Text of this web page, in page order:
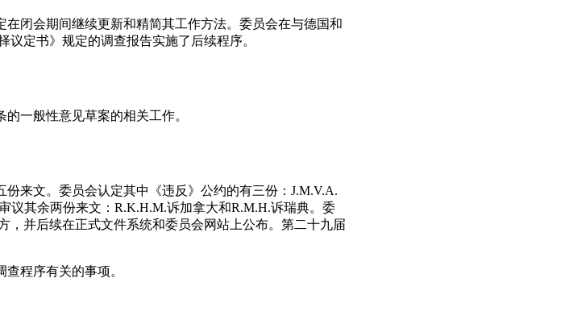
闭会期间继续更新和精简其工作方法。委员会在与德国和
定书》规定的调查报告实施了后续程序。
一般性意见草案的相关工作。
来文。委员会认定其中《违反》公约的有三份：J.M.V.A.
议其余两份来文：R.K.H.M.诉加拿大和R.M.H.诉瑞典。委
，并后续在正式文件系统和委员会网站上公布。第二十九届
程序有关的事项。